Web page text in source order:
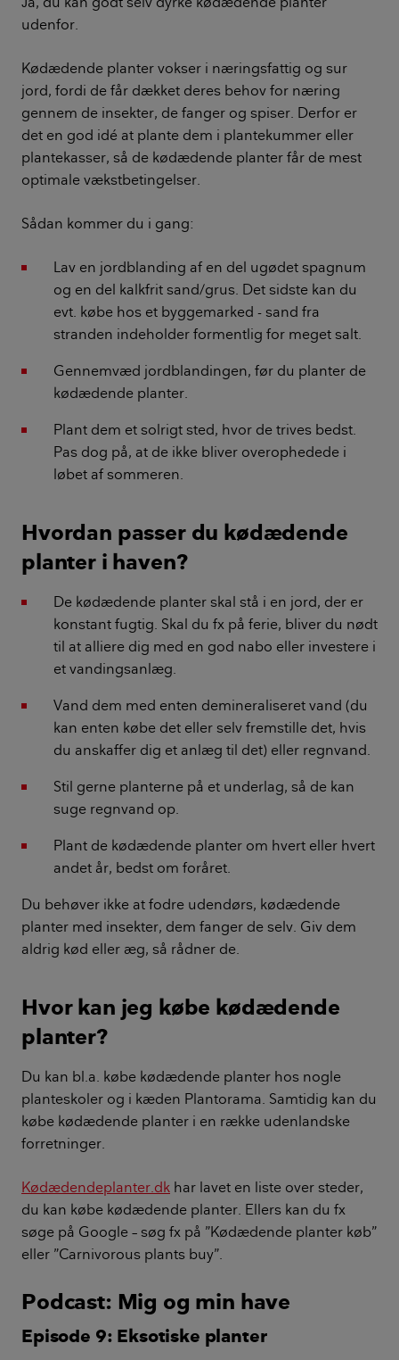
udenfor.
Kødædende planter vokser i næringsfattig og sur
jord, fordi de får dækket deres behov for næring
gennem de insekter, de fanger og spiser. Derfor er
det en god idé at plante dem i plantekummer eller
plantekasser, så de kødædende planter får de mest
optimale vækstbetingelser.
Sådan kommer du i gang:
Lav en jordblanding af en del ugødet spagnum
og en del kalkfrit sand/grus. Det sidste kan du
evt. købe hos et byggemarked - sand fra
stranden indeholder formentlig for meget salt.
Gennemvæd jordblandingen, før du planter de
kødædende planter.
Plant dem et solrigt sted, hvor de trives bedst.
Pas dog på, at de ikke bliver overophedede i
løbet af sommeren.
Hvordan passer du kødædende
planter i haven?
De kødædende planter skal stå i en jord, der er
konstant fugtig. Skal du fx på ferie, bliver du nødt
til at alliere dig med en god nabo eller investere i
et vandingsanlæg.
Vand dem med enten demineraliseret vand (du
kan enten købe det eller selv fremstille det, hvis
du anskaffer dig et anlæg til det) eller regnvand.
Stil gerne planterne på et underlag, så de kan
suge regnvand op.
Plant de kødædende planter om hvert eller hvert
andet år, bedst om foråret.
Du behøver ikke at fodre udendørs, kødædende
planter med insekter, dem fanger de selv. Giv dem
aldrig kød eller æg, så rådner de.
Hvor kan jeg købe kødædende
planter?
Du kan bl.a. købe kødædende planter hos nogle
planteskoler og i kæden Plantorama. Samtidig kan du
købe kødædende planter i en række udenlandske
forretninger.
Kødædendeplanter.dk har lavet en liste over steder,
du kan købe kødædende planter. Ellers kan du fx
søge på Google – søg fx på ”Kødædende planter køb”
eller ”Carnivorous plants buy”.
Podcast: Mig og min have
Episode 9: Eksotiske planter